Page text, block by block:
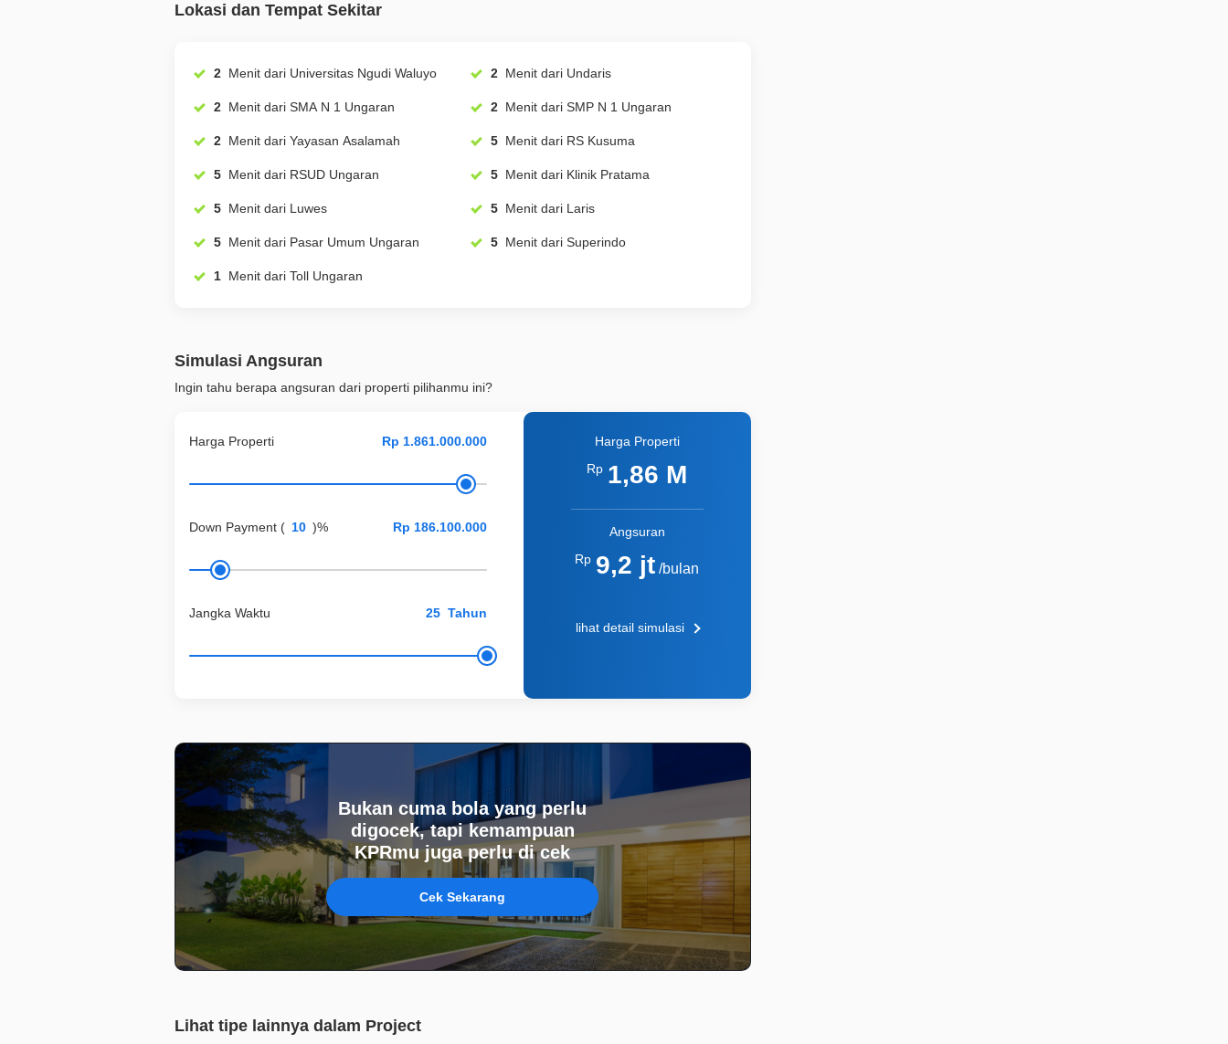
Lokasi dan Tempat Sekitar
2 Menit dari Universitas Ngudi Waluyo 2 Menit dari Undaris
2 Menit dari SMA N 1 Ungaran 2 Menit dari SMP N 1 Ungaran
2 Menit dari Yayasan Asalamah 5 Menit dari RS Kusuma
5 Menit dari RSUD Ungaran 5 Menit dari Klinik Pratama
5 Menit dari Luwes 5 Menit dari Laris
5 Menit dari Pasar Umum Ungaran 5 Menit dari Superindo
1 Menit dari Toll Ungaran
Simulasi Angsuran
Ingin tahu berapa angsuran dari properti pilihanmu ini?
Harga Properti
Down Payment ( )%
Jangka Waktu Tahun
Harga Properti
Rp 1,86 M
Angsuran
Rp 9,2 jt /bulan
lihat detail simulasi
Bukan cuma bola yang perlu
digocek, tapi kemampuan
KPRmu juga perlu di cek
Cek Sekarang
Lihat tipe lainnya dalam Project